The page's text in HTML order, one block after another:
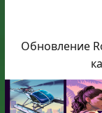
Обновление